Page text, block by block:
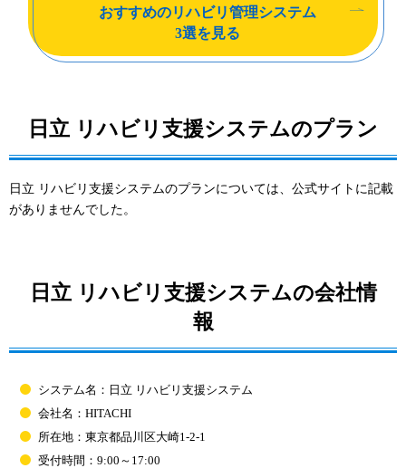
おすすめのリハビリ管理システム
3選を見る
日立 リハビリ支援システムのプラン
日立 リハビリ支援システムのプランについては、公式サイトに記載
がありませんでした。
日立 リハビリ支援システムの会社情
報
システム名：日立 リハビリ支援システム
会社名：HITACHI
所在地：東京都品川区大崎1-2-1
受付時間：9:00～17:00